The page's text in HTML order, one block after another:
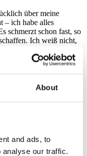
About
and ads, to
our traffic.
über meine
– ich habe alles
schmerzt schon fast, so
Ich weiß nicht,
beiden Silkes sind
sie abtreten,
auf, vielleicht
Es gibt einige, die
können.